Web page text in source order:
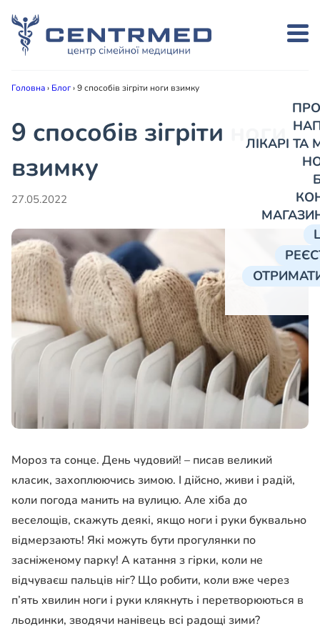
ЛІКАРІ
Головна› Блог›9 способів зігріти ноги взимку
9 способів зігріти ноги
взимку
27.05.2022
Мороз та сонце. День чудовий! – писав великий
класик, захоплюючись зимою. І дійсно, живи і радій,
коли погода манить на вулицю. Але хіба до
веселощів, скажуть деякі, якщо ноги і руки буквально
відмерзають! Які можуть бути прогулянки по
засніженому парку! А катання з гірки, коли не
відчуваєш пальців ніг? Що робити, коли вже через
п’ять хвилин ноги і руки клякнуть і перетворюються в
льодинки, зводячи нанівець всі радощі зими?